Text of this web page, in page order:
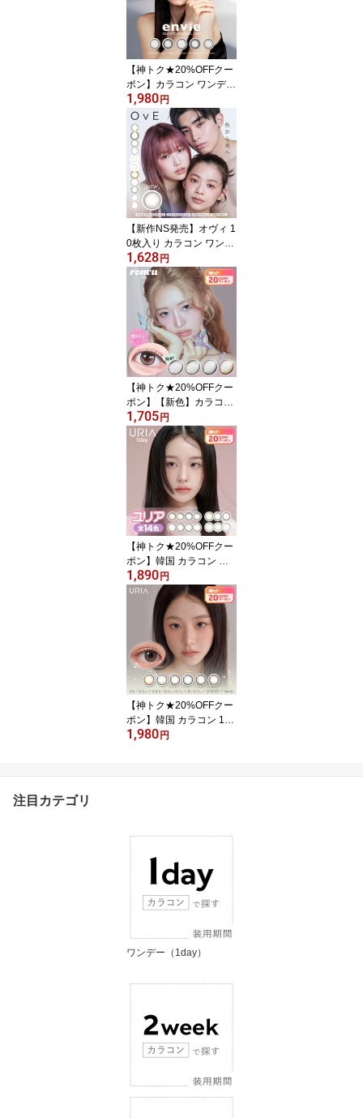
無料】
【神トク★20%OFFクー
ポン】カラコン ワンデー
envie Silicone Hydrogel
1day アンヴィ シリコー
ン ハイドロゲル コンタ
クト シリコン シリコー
ン シリコンカラコン 10
枚入り度なし 度あり 黒
木メイサ【メール便送料
無料】
1,980 円
【新作NS発売】オヴィ 1
0枚入り カラコン ワンデ
ー OvE 1day 度あり 度な
し コンタクトレンズ キ
ャッチライトレンズ 1日
使い捨て 大人 ナチュラ
ル【送料無料】
1,628 円
【神トク★20%OFFクー
ポン】【新色】カラコン
ワンデー 回らない水光レ
ンズ 軸固定 ロミュ rom'u
1day 10枚入り IVE レイ
度あり 度なし ちゅるん
大きめ 小さめ 儚げ 淡い
強め 中毒性 [日本国内発
1,705 円
【神トク★20%OFFクー
ポン】韓国 カラコン ワ
ンデー ユリアシリーズ
ユリアル YURIAL カンナ
ロゼ CANNA ROZE アイ
ズ eyeis イスル Eesle 10
枚入り 1day 度なし 度あ
り [日本国内発送]
1,890 円
【神トク★20%OFFクー
ポン】韓国 カラコン 1ヶ
月 マンスリー ユリアマ
1,980 円
注目カテゴリ
ワンデー（1day）